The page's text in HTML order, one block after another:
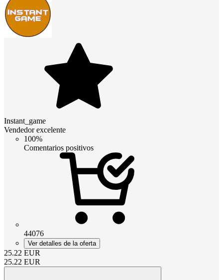
Instant_game
Vendedor excelente
100%
Comentarios positivos
44076
Ver detalles de la oferta
25.22 EUR
25.22 EUR